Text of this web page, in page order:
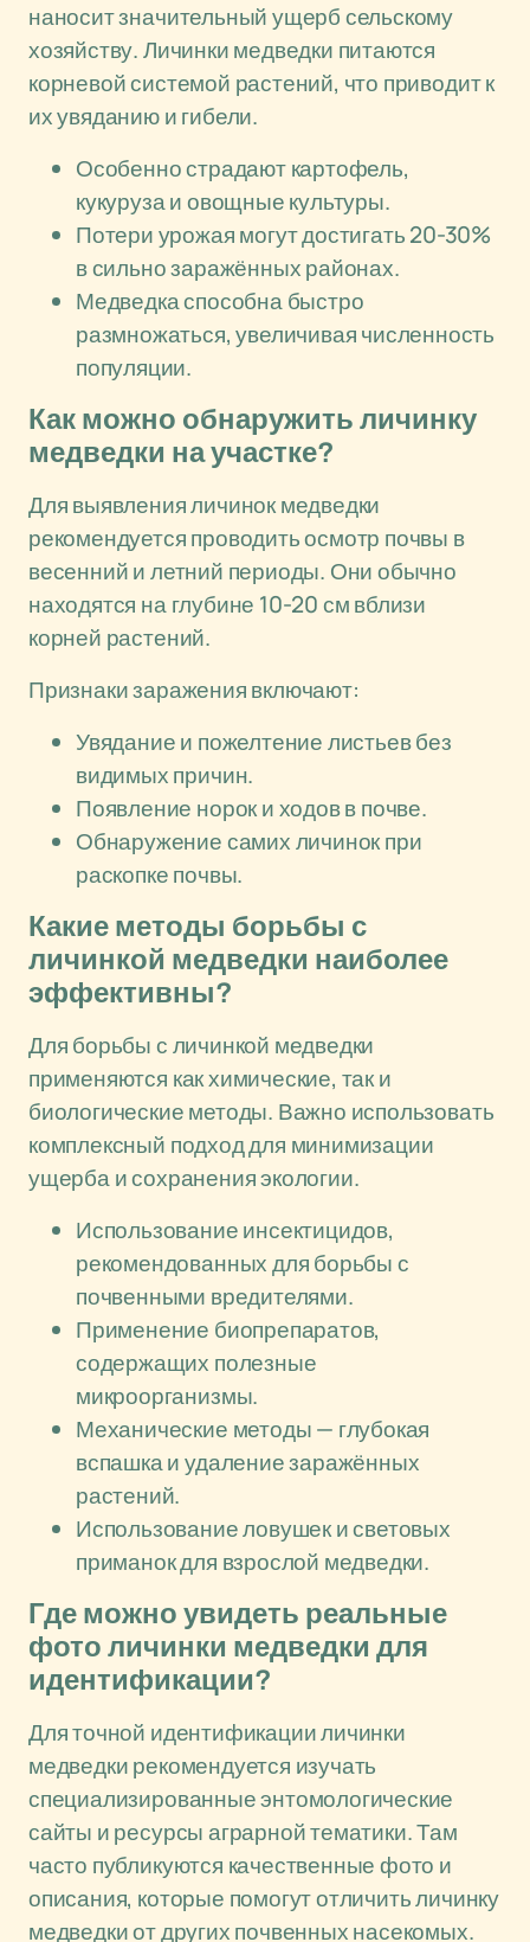
наносит значительный ущерб сельскому
хозяйству. Личинки медведки питаются
корневой системой растений, что приводит к
их увяданию и гибели.
Особенно страдают картофель,
кукуруза и овощные культуры.
Потери урожая могут достигать 20-30%
в сильно заражённых районах.
Медведка способна быстро
размножаться, увеличивая численность
популяции.
Как можно обнаружить личинку
медведки на участке?
Для выявления личинок медведки
рекомендуется проводить осмотр почвы в
весенний и летний периоды. Они обычно
находятся на глубине 10-20 см вблизи
корней растений.
Признаки заражения включают:
Увядание и пожелтение листьев без
видимых причин.
Появление норок и ходов в почве.
Обнаружение самих личинок при
раскопке почвы.
Какие методы борьбы с
личинкой медведки наиболее
эффективны?
Для борьбы с личинкой медведки
применяются как химические, так и
биологические методы. Важно использовать
комплексный подход для минимизации
ущерба и сохранения экологии.
Использование инсектицидов,
рекомендованных для борьбы с
почвенными вредителями.
Применение биопрепаратов,
содержащих полезные
микроорганизмы.
Механические методы — глубокая
вспашка и удаление заражённых
растений.
Использование ловушек и световых
приманок для взрослой медведки.
Где можно увидеть реальные
фото личинки медведки для
идентификации?
Для точной идентификации личинки
медведки рекомендуется изучать
специализированные энтомологические
сайты и ресурсы аграрной тематики. Там
часто публикуются качественные фото и
описания, которые помогут отличить личинку
медведки от других почвенных насекомых.